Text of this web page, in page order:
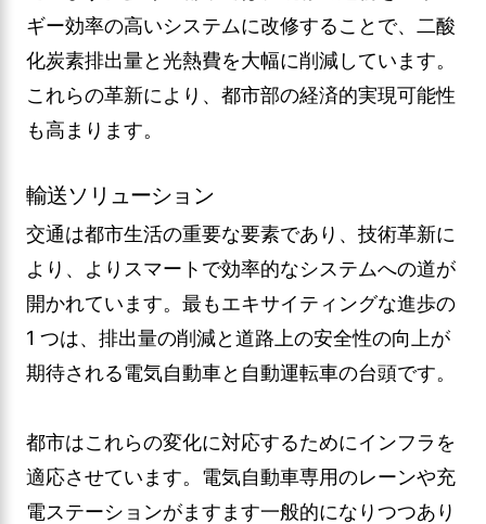
ギー効率の高いシステムに改修することで、二酸
化炭素排出量と光熱費を大幅に削減しています。
これらの革新により、都市部の経済的実現可能性
も高まります。
輸送ソリューション
交通は都市生活の重要な要素であり、技術革新に
より、よりスマートで効率的なシステムへの道が
開かれています。最もエキサイティングな進歩の
1 つは、排出量の削減と道路上の安全性の向上が
期待される電気自動車と自動運転車の台頭です。
都市はこれらの変化に対応するためにインフラを
適応させています。電気自動車専用のレーンや充
電ステーションがますます一般的になりつつあり